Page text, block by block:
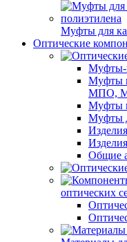
Муфты для
Оптические
Муфты
МПО,
Муфты
Муфты
Общие
оптических